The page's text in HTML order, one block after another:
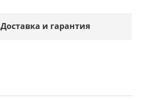
Доставка и гарантия